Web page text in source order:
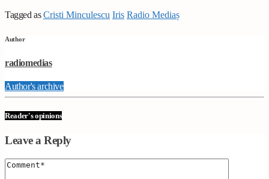
Tagged asCristi Minculescu Iris Radio Mediaș
Author
radiomedias
Author's archive
Reader's opinions
Leave a Reply